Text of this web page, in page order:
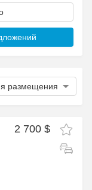
размещения
2 700 $